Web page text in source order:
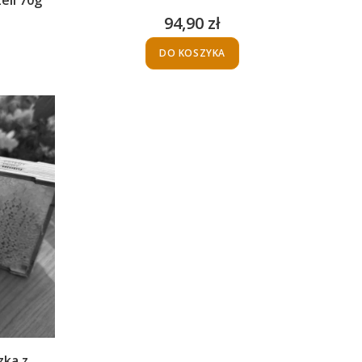
Cena
94,90 zł
DO KOSZYKA